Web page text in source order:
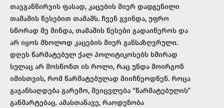
თავგანწირვის ფასად, კაცების მიერ დადგენილი
თამაშის წესებით თამაშს. ჩვენ გვინდა, უფრო
სწორად მე მინდა, თამაშის წესები გადაიწეროს და
არ იყოს მხოლოდ კაცების მიერ განსაზღვრული.
დღეს წარმატებულ ქალ პოლიტიკოსებს ხშირად
სულაც არ მოსწონთ ის როლი, რაც უნდა მოირგონ
იმისთვის, რომ წარმატებულად მიიჩნეოდნენ. როცა
გაჯანსაღდება გარემო, შეიცვლება “წარმატებულის”
განმარტებაც. ამასთანავე, რაოდენობა